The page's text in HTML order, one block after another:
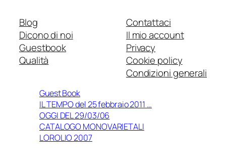
Blog
Dicono di noi
Guestbook
Qualità
Contattaci
Il mio account
Privacy
Cookie policy
Condizioni generali
Guest Book
IL TEMPO del 25 febbraio 2011 …
OGGI DEL 29/03/06
CATALOGO MONOVARIETALI
LOROLIO 2007